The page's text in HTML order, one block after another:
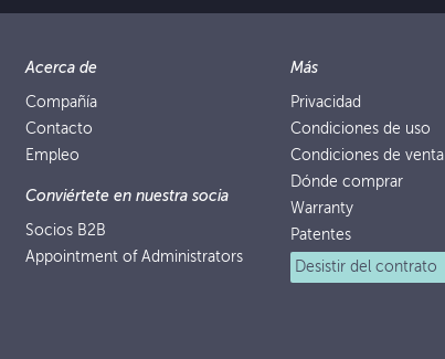
Acerca de
Compañía
Contacto
Empleo
Conviértete en nuestra socia
Socios B2B
Appointment of Administrators
Más
Privacidad
Condiciones de uso
Condiciones de venta
Dónde comprar
Warranty
Patentes
Desistir del contrato